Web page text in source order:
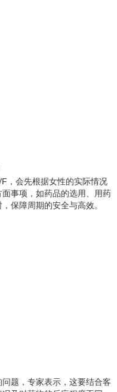
，会先根据女性的实际情况
事项，如药品的选用、用药
保障周期的安全与高效。
题，专家表示，这要结合客